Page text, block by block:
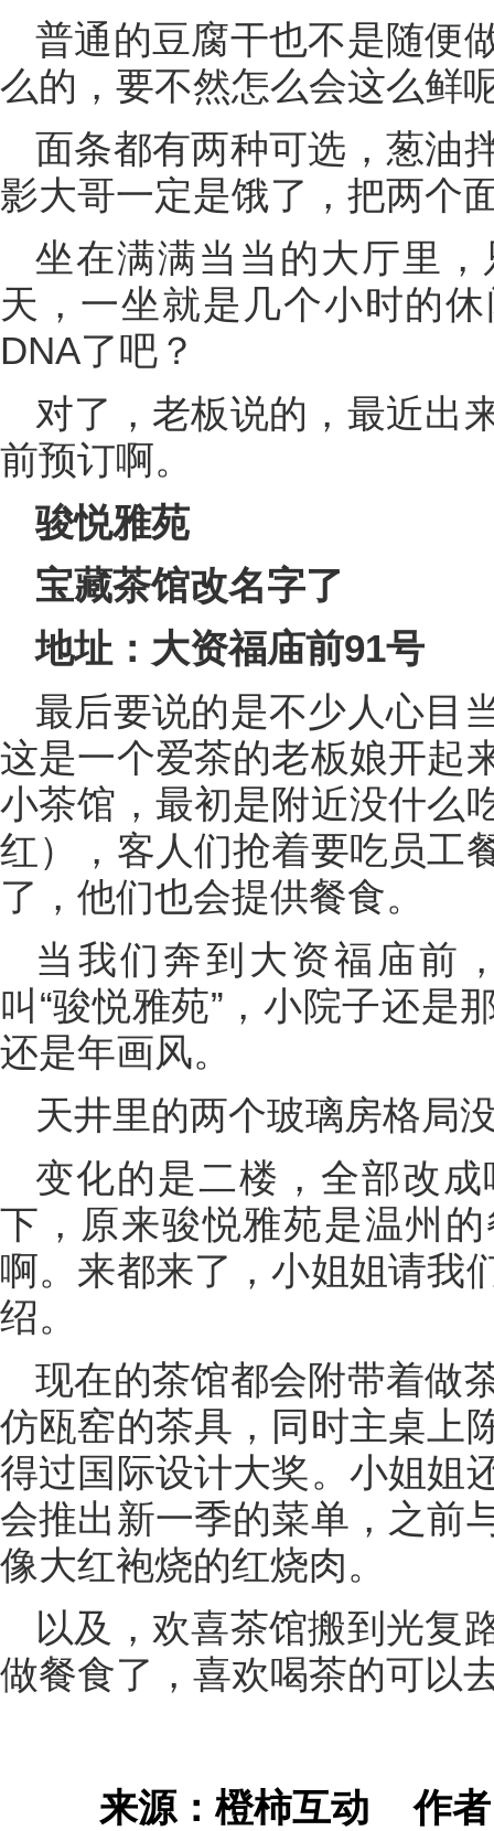
普通的豆腐干也不是随便
么的，要不然怎么会这么鲜
面条都有两种可选，葱油
影大哥一定是饿了，把两个
坐在满满当当的大厅里
天，一坐就是几个小时的
DNA了吧？
对了，老板说的，最近出
前预订啊。
骏悦雅苑
宝藏茶馆改名字了
地址：大资福庙前91号
最后要说的是不少人心目
这是一个爱茶的老板娘开起
小茶馆，最初是附近没什么
红），客人们抢着要吃员工
了，他们也会提供餐食。
当我们奔到大资福庙前
叫“骏悦雅苑”，小院子还是
还是年画风。
天井里的两个玻璃房格局
变化的是二楼，全部改
下，原来骏悦雅苑是温州
啊。来都来了，小姐姐请我
绍。
现在的茶馆都会附带着做
仿瓯窑的茶具，同时主桌上
得过国际设计大奖。小姐姐
会推出新一季的菜单，之前
像大红袍烧的红烧肉。
以及，欢喜茶馆搬到光复
做餐食了，喜欢喝茶的可以
来源：橙柿互动作